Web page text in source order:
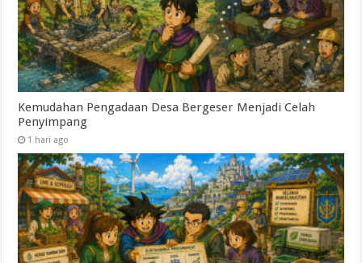
Kemudahan Pengadaan Desa Bergeser Menjadi Celah
Penyimpang
1 hari ago